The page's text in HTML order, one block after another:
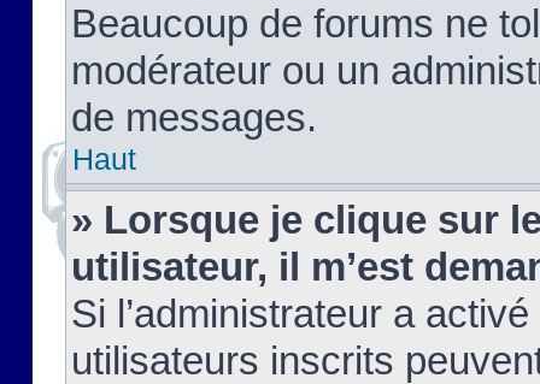
Beaucoup de forums ne
modérateur ou un
de messages.
Haut
» Lorsque je clique sur
utilisateur, il m’est
Si l’administrateur a
utilisateurs inscrits